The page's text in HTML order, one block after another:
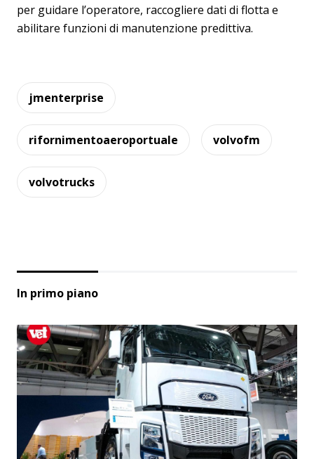
per guidare l’operatore, raccogliere dati di flotta e
abilitare funzioni di manutenzione predittiva.
jmenterprise
rifornimentoaeroportuale volvofm
volvotrucks
In primo piano